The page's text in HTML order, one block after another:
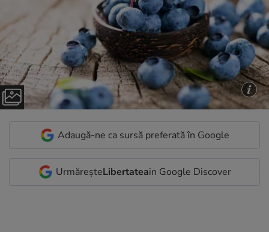
Adaugă-ne ca sursă preferată în Google
UrmăreșteLibertateain Google Discover